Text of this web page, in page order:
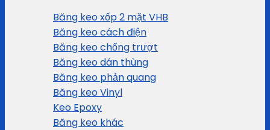
Băng keo xốp 2 mặt VHB
Băng keo cách điện
Băng keo chống trượt
Băng keo dán thùng
Băng keo phản quang
Băng keo Vinyl
Keo Epoxy
Băng keo khác